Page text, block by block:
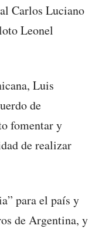
Carlos Luciano
Leonel
Luis
de
fomentar y
de realizar
para el país y
de Argentina, y